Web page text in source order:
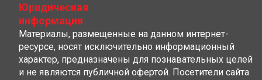
Юридическая
информация
Материалы, размещенные на данном интернет-
ресурсе, носят исключительно информационный
характер, предназначены для познавательных целей
и не являются публичной офертой. Посетители сайта